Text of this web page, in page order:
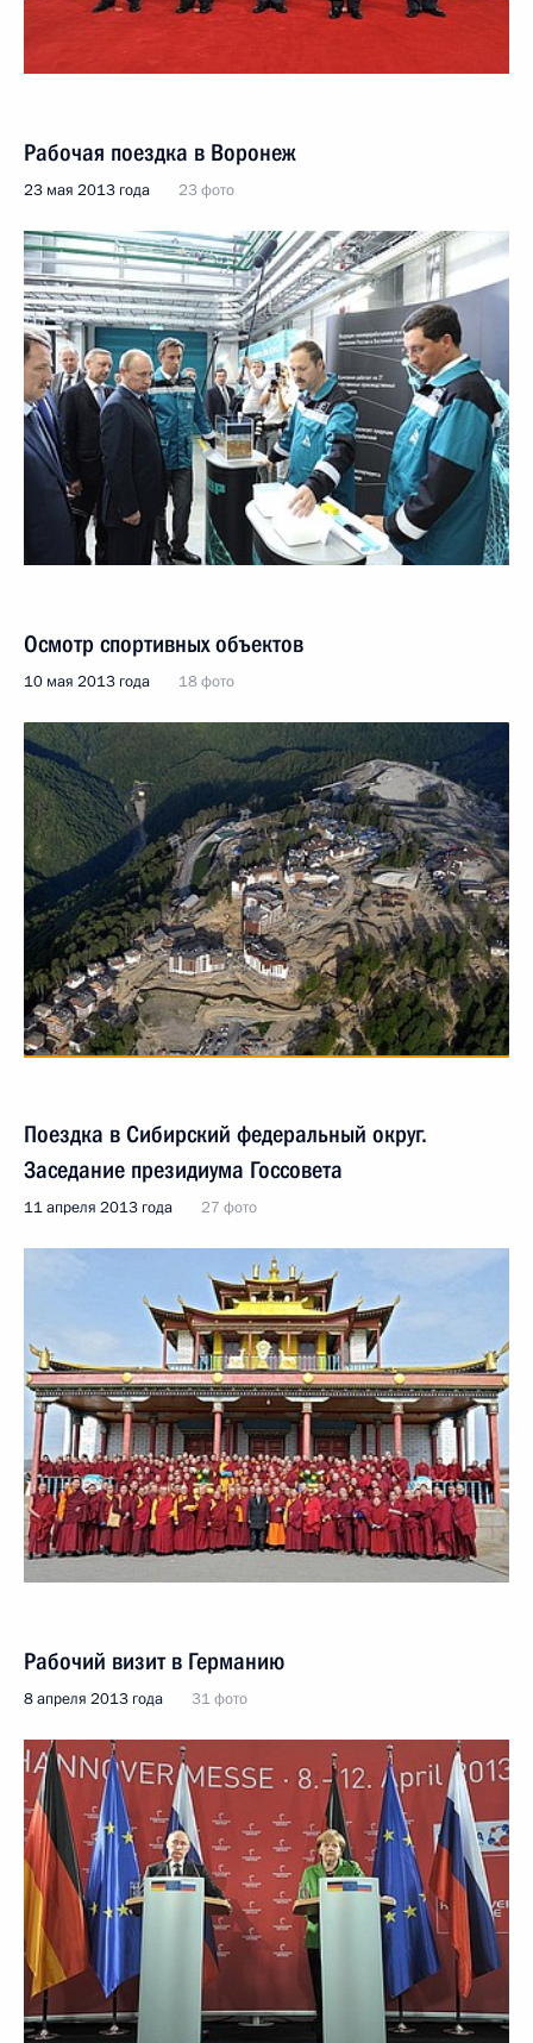
Рабочая поездка в Воронеж
23 мая 2013 года 23 фото
Осмотр спортивных объектов
10 мая 2013 года 18 фото
Поездка в Сибирский федеральный округ.
Заседание президиума Госсовета
11 апреля 2013 года 27 фото
Рабочий визит в Германию
8 апреля 2013 года 31 фото